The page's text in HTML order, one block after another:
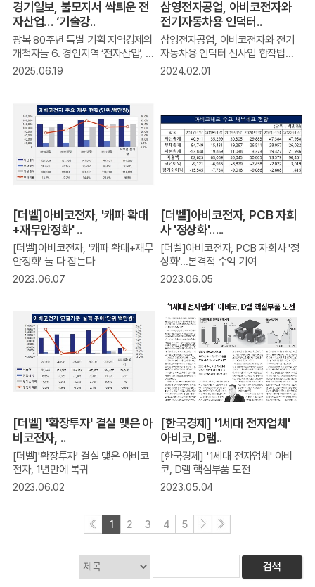
경기일보, 불모지서 싹틔운 전
자산업… ‘기술강..
광복 80주년 특별 기획 지역경제의
개척자들 6. 경인지역 ‘전자산업’, 경
제 맥을 IT
2025.06.19
삼영전자공업, 아비코전자와
전기자동차용 인덕터..
삼영전자공업, 아비코전자와 전기
자동차용 인덕터 신사업 합작법인
설립
2024.02.01
[더벨]아비코전자, '캐파 확대
+재무안정화' ..
[더벨]아비코전자, '캐파 확대+재무
안정화' 둘 다 잡는다
2023.06.07
[더벨]아비코전자, PCB 자회
사 '정상화'…..
[더벨]아비코전자, PCB 자회사 '정
상화'…본격적 수익 기여
2023.06.05
[더벨] '확장투자' 결실 맺은 아
비코전자, ..
[더벨]'확장투자' 결실 맺은 아비코
전자, 1년만에 복귀
2023.06.02
[한국경제] '1세대 전자업체'
아비코, D램..
[한국경제] '1세대 전자업체' 아비
코, D램 핵심부품 도전
2023.05.04
1 2 3 4 5
검색